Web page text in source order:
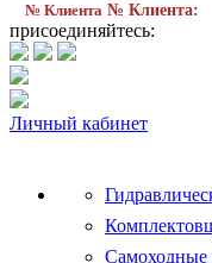
№ Клиента № Клиента:
присоединяйтесь:
Личный кабинет
Самоходные